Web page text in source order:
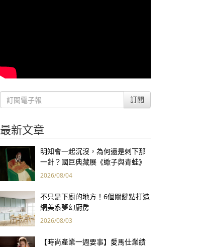
訂閱
最新文章
明知會一起沉沒，為何還是刺下那
一針？國巨典藏展《蠍子與青蛙》
用66件名作拷問人性
2026/08/04
不只是下廚的地方！6個關鍵點打造
網美系夢幻廚房
2026/08/03
【時尚產業一週要事】愛馬仕業績